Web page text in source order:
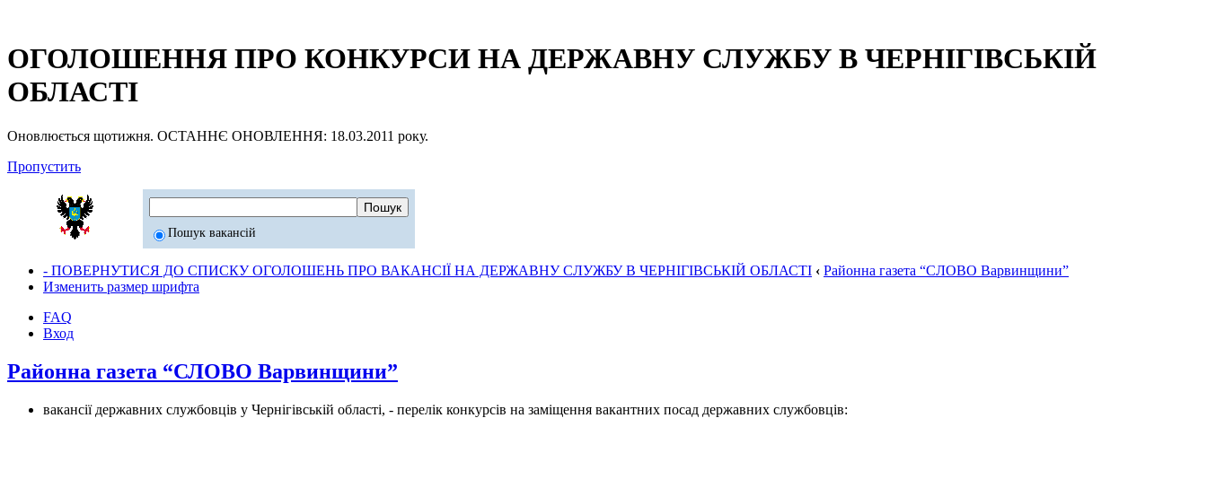
ОГОЛОШЕННЯ ПРО КОНКУРСИ НА ДЕРЖАВНУ СЛУЖБУ В ЧЕРНІГІВСЬКІЙ
ОБЛАСТІ
Оновлюється щотижня. ОСТАННЄ ОНОВЛЕННЯ: 18.03.2011 року.
Пропустить
Пошук вакансій
- ПОВЕРНУТИСЯ ДО СПИСКУ ОГОЛОШЕНЬ ПРО ВАКАНСІЇ НА ДЕРЖАВНУ СЛУЖБУ В ЧЕРНІГІВСЬКІЙ ОБЛАСТІ ‹ Районна газета “СЛОВО Варвинщини”
Изменить размер шрифта
FAQ
Вход
Районна газета “СЛОВО Варвинщини”
вакансії державних службовців у Чернігівській області, - перелік конкурсів на заміщення вакантних посад державних службовців: